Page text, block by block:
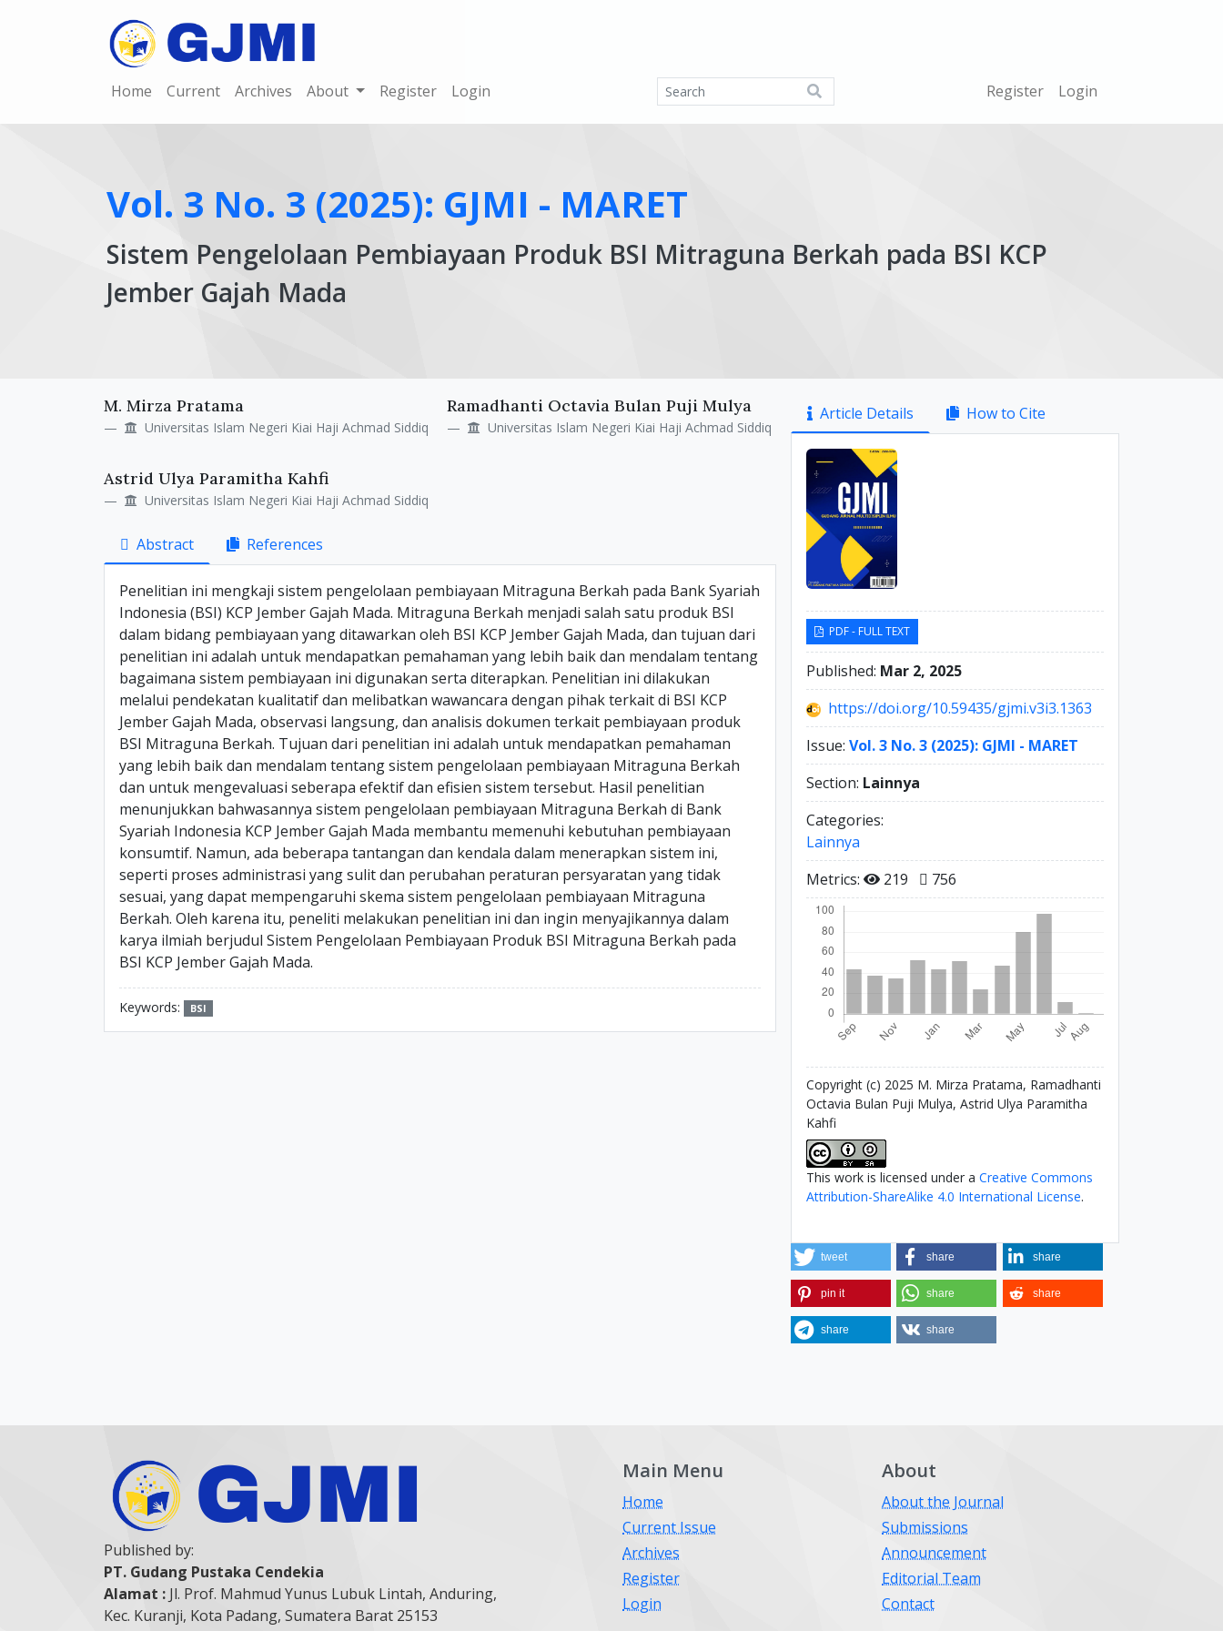
Home Current Archives About Register Login
What
are
Register Login
Vol. 3 No. 3 (2025): GJMI - MARET
Sistem Pengelolaan Pembiayaan Produk BSI Mitraguna Berkah pada BSI KCP
Jember Gajah Mada
Details
Article
Content
M. Mirza Pratama
Universitas Islam Negeri Kiai Haji Achmad Siddiq
Ramadhanti Octavia Bulan Puji Mulya
Universitas Islam Negeri Kiai Haji Achmad Siddiq
Astrid Ulya Paramitha Kahfi
Universitas Islam Negeri Kiai Haji Achmad Siddiq
Abstract References
Penelitian ini mengkaji sistem pengelolaan pembiayaan Mitraguna Berkah pada Bank Syariah
Indonesia (BSI) KCP Jember Gajah Mada. Mitraguna Berkah menjadi salah satu produk BSI
dalam bidang pembiayaan yang ditawarkan oleh BSI KCP Jember Gajah Mada, dan tujuan dari
penelitian ini adalah untuk mendapatkan pemahaman yang lebih baik dan mendalam tentang
bagaimana sistem pembiayaan ini digunakan serta diterapkan. Penelitian ini dilakukan
melalui pendekatan kualitatif dan melibatkan wawancara dengan pihak terkait di BSI KCP
Jember Gajah Mada, observasi langsung, dan analisis dokumen terkait pembiayaan produk
BSI Mitraguna Berkah. Tujuan dari penelitian ini adalah untuk mendapatkan pemahaman
yang lebih baik dan mendalam tentang sistem pengelolaan pembiayaan Mitraguna Berkah
dan untuk mengevaluasi seberapa efektif dan efisien sistem tersebut. Hasil penelitian
menunjukkan bahwasannya sistem pengelolaan pembiayaan Mitraguna Berkah di Bank
Syariah Indonesia KCP Jember Gajah Mada membantu memenuhi kebutuhan pembiayaan
konsumtif. Namun, ada beberapa tantangan dan kendala dalam menerapkan sistem ini,
seperti proses administrasi yang sulit dan perubahan peraturan persyaratan yang tidak
sesuai, yang dapat mempengaruhi skema sistem pengelolaan pembiayaan Mitraguna
Berkah. Oleh karena itu, peneliti melakukan penelitian ini dan ingin menyajikannya dalam
karya ilmiah berjudul Sistem Pengelolaan Pembiayaan Produk BSI Mitraguna Berkah pada
BSI KCP Jember Gajah Mada.
Keywords: BSI
Article
Sidebar
Article Details How to Cite
PDF - FULL TEXT
Published: Mar 2, 2025
https://doi.org/10.59435/gjmi.v3i3.1363
Issue: Vol. 3 No. 3 (2025): GJMI - MARET
Section: Lainnya
Categories:
Lainnya
Metrics:
219 756
Copyright (c) 2025 M. Mirza Pratama, Ramadhanti
Octavia Bulan Puji Mulya, Astrid Ulya Paramitha
Kahfi
This work is licensed under a Creative Commons
Attribution-ShareAlike 4.0 International License.
tweet share share
pin it share share
share share
Published by:
PT. Gudang Pustaka Cendekia
Alamat : Jl. Prof. Mahmud Yunus Lubuk Lintah, Anduring,
Kec. Kuranji, Kota Padang, Sumatera Barat 25153
Main Menu
Home
Current Issue
Archives
Register
Login
About
About the Journal
Submissions
Announcement
Editorial Team
Contact